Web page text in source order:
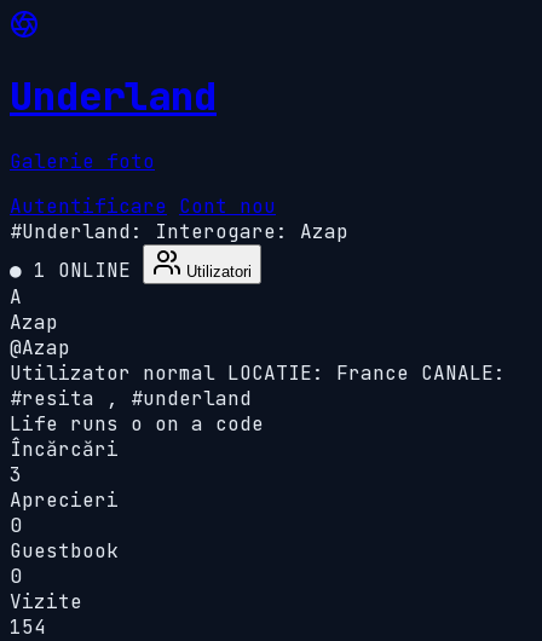
Underland
Galerie foto
Autentificare Cont nou
#Underland:
Interogare: Azap
● 1 ONLINE
Utilizatori
A
Azap
@Azap
Utilizator normal LOCATIE: France CANALE:
#resita , #underland
Life runs o on a code
Încărcări
3
Aprecieri
0
Guestbook
0
Vizite
154